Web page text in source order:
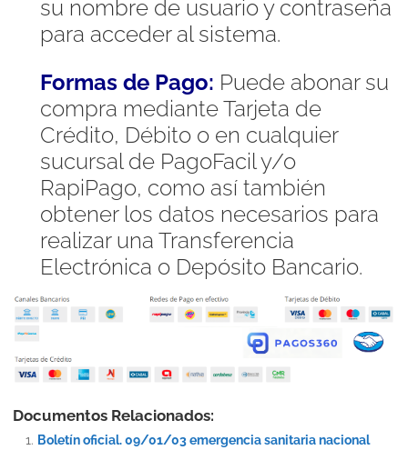
su nombre de usuario y contraseña
para acceder al sistema.
Formas de Pago: Puede abonar su
compra mediante Tarjeta de
Crédito, Débito o en cualquier
sucursal de PagoFacil y/o
RapiPago, como así también
obtener los datos necesarios para
realizar una Transferencia
Electrónica o Depósito Bancario.
Documentos Relacionados:
Boletín oficial. 09/01/03 emergencia sanitaria nacional